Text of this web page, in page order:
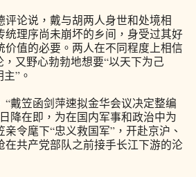
论说，戴与胡两人身世和处境相
统理序尚未崩坏的乡间，身受过其好
价值的必要。两人在不同程度上相信
，又野心勃勃地想要“以天下为己
”。
笠函剑萍速拟金华会议决定整编
降在即，为在国内军事和政治中为
令麾下“忠义救国军”，开赴京沪、
在共产党部队之前接手长江下游的沦